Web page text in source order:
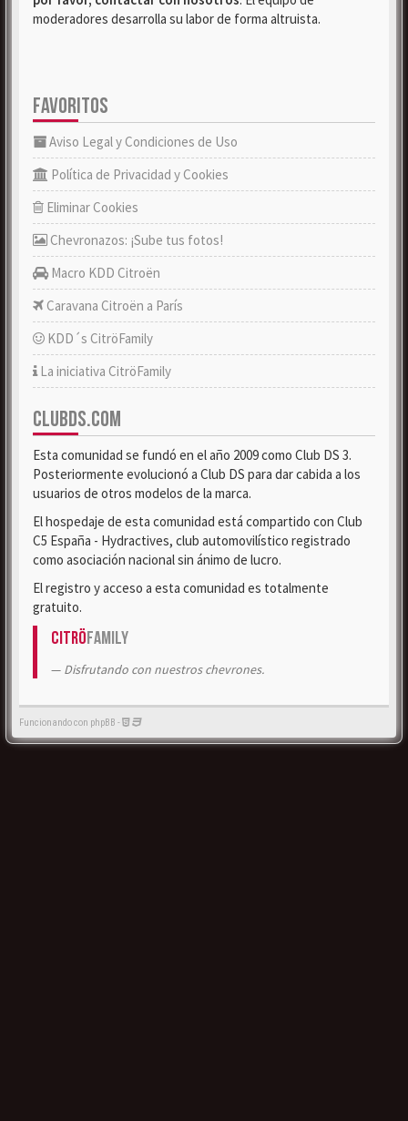
moderadores desarrolla su labor de forma altruista.
FAVORITOS
Aviso Legal y Condiciones de Uso
Política de Privacidad y Cookies
Eliminar Cookies
Chevronazos: ¡Sube tus fotos!
Macro KDD Citroën
Caravana Citroën a París
KDD´s CitröFamily
La iniciativa CitröFamily
CLUBDS.COM
Esta comunidad se fundó en el año 2009 como Club DS 3.
Posteriormente evolucionó a Club DS para dar cabida a los
usuarios de otros modelos de la marca.
El hospedaje de esta comunidad está compartido con Club
C5 España - Hydractives, club automovilístico registrado
como asociación nacional sin ánimo de lucro.
El registro y acceso a esta comunidad es totalmente
gratuito.
CitröFamily
Disfrutando con nuestros chevrones.
Funcionando con phpBB -